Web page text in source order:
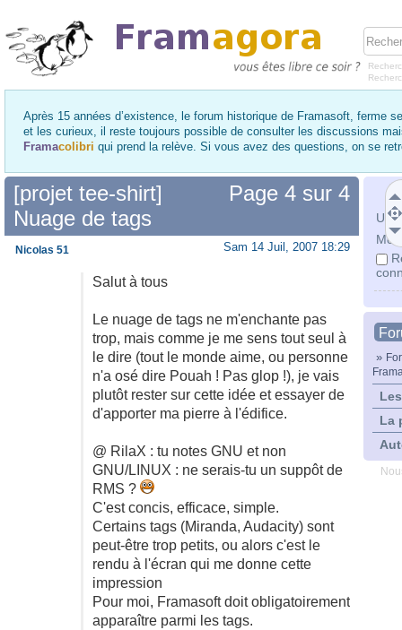
Après 15 années d’existence, le forum historique de Framasoft, ferme
et les curieux, il reste toujours possible de consulter les discussions
Framacolibri qui prend la relève. Si vous avez des questions, on se
Mot
»
La
Page 4 sur 4
[projet tee-shirt]
Nuage de tags
Sam 14 Juil, 2007 18:29
Salut à tous
Le nuage de tags ne m'enchante pas
trop, mais comme je me sens tout seul à
le dire (tout le monde aime, ou personne
n'a osé dire Pouah ! Pas glop !), je vais
plutôt rester sur cette idée et essayer de
d'apporter ma pierre à l'édifice.
@ RilaX : tu notes GNU et non
GNU/LINUX : ne serais-tu un suppôt de
RMS ?
C'est concis, efficace, simple.
Certains tags (Miranda, Audacity) sont
peut-être trop petits, ou alors c'est le
rendu à l'écran qui me donne cette
impression
Pour moi, Framasoft doit obligatoirement
apparaître parmi les tags.
Nicolas 51